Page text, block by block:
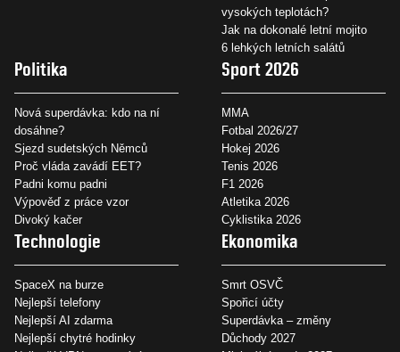
vysokých teplotách?
Jak na dokonalé letní mojito
6 lehkých letních salátů
Politika
Nová superdávka: kdo na ní
dosáhne?
Sjezd sudetských Němců
Proč vláda zavádí EET?
Padni komu padni
Výpověď z práce vzor
Divoký kačer
Sport 2026
MMA
Fotbal 2026/27
Hokej 2026
Tenis 2026
F1 2026
Atletika 2026
Cyklistika 2026
Technologie
SpaceX na burze
Nejlepší telefony
Nejlepší AI zdarma
Nejlepší chytré hodinky
Ekonomika
Smrt OSVČ
Spořicí účty
Superdávka – změny
Důchody 2027